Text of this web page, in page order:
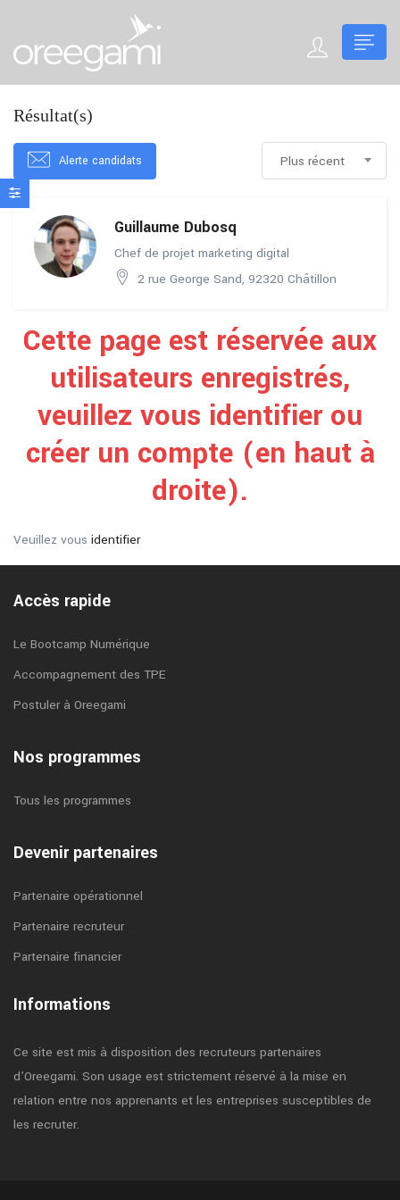
Résultat(s)
Alerte candidats Plus récent
Guillaume Dubosq
Chef de projet marketing digital
2 rue George Sand, 92320 Châtillon
Cette page est réservée aux
utilisateurs enregistrés,
veuillez vous identifier ou
créer un compte (en haut à
droite).
Veuillez vous identifier
Accès rapide
Le Bootcamp Numérique
Accompagnement des TPE
Postuler à Oreegami
Nos programmes
Tous les programmes
Devenir partenaires
Partenaire opérationnel
Partenaire recruteur
Partenaire financier
Informations
Ce site est mis à disposition des recruteurs partenaires
d’Oreegami. Son usage est strictement réservé à la mise en
relation entre nos apprenants et les entreprises susceptibles de
les recruter.